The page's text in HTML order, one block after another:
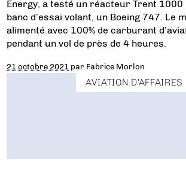
Energy, a testé un réacteur Trent
banc d’essai volant, un Boeing 747. Le
alimenté avec 100% de carburant
pendant un vol de près de 4 heures.
21 octobre 2021 par Fabrice Morlon
AVIATION D'AFFAIRES